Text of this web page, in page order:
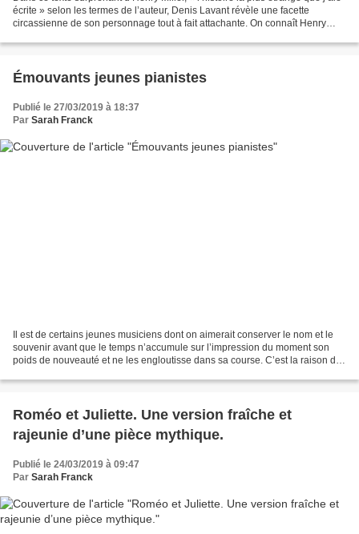
écrite » selon les termes de l’auteur, Denis Lavant révèle une facette
circassienne de son personnage tout à fait attachante. On connaît Henry
Émouvants jeunes pianistes
Publié le 27/03/2019 à 18:37
Par Sarah Franck
Il est de certains jeunes musiciens dont on aimerait conserver le nom et le
souvenir avant que le temps n’accumule sur l’impression du moment son
poids de nouveauté et ne les engloutisse dans sa course. C’est la raison de
Roméo et Juliette. Une version fraîche et
rajeunie d’une pièce mythique.
Publié le 24/03/2019 à 09:47
Par Sarah Franck